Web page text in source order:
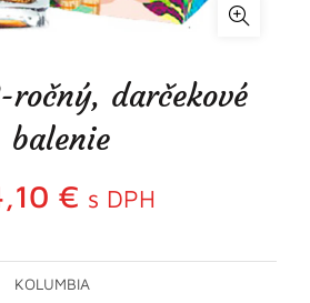
ročný, darčekové
balenie
€ s DPH
KOLUMBIA